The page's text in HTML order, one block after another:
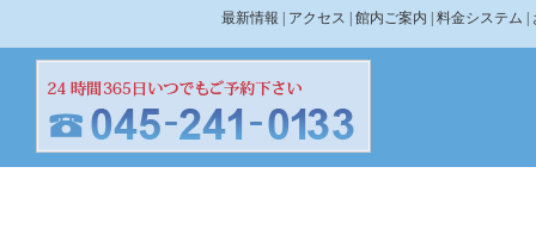
最新情報 | アクセス | 館内ご案内 | 料金システム